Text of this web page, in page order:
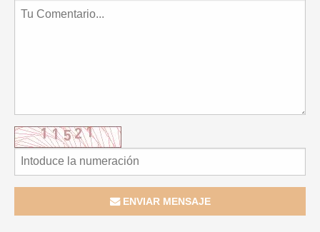
ENVIAR MENSAJE